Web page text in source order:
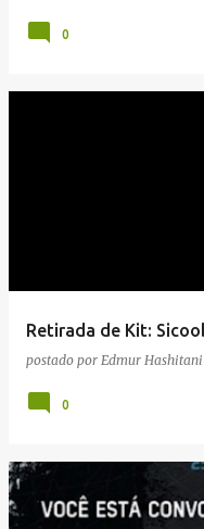
0
Retirada de Kit:
postado por Edmur Hashitani
0